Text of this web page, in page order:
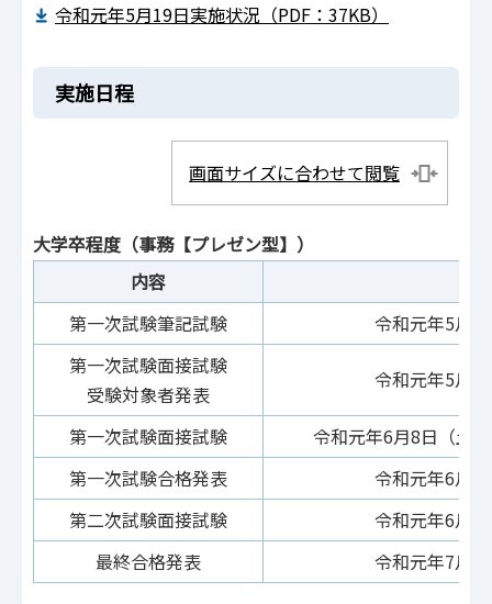
令和元年5月19日実施状況（PDF：37KB）
実施日程
画面サイズに合わせて閲覧
大学卒程度（事務【プレゼン型】）
内容
第一次試験筆記試験
令和元年5月
第一次試験面接試験
受験対象者発表
令和元年5月
第一次試験面接試験
令和元年6月8日（土
第一次試験合格発表
令和元年6月
第二次試験面接試験
令和元年6月
最終合格発表
令和元年7月